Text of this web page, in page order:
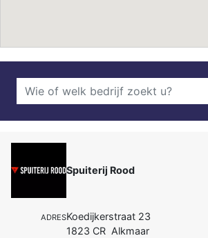
Spuiterij Rood
ADRESKoedijkerstraat 23
1823 CR Alkmaar